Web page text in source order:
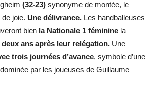
(32-23) synonyme de montée, le
joie. Une délivrance. Les handballeuses
bien la Nationale 1 féminine la
deux ans après leur relégation. Une
trois journées d’avance, symbole d’une
par les joueuses de Guillaume